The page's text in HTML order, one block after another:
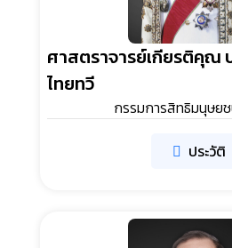
ศาสตราจารย์เกียรติคุณ
ไทยทวี
กรรมการสิทธิมนุษย
ประวัติ